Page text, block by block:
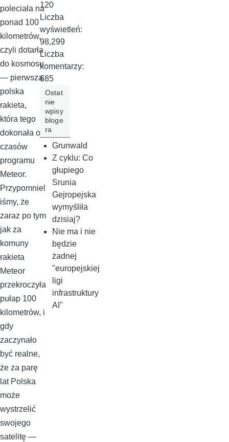
poleciała na
ponad 100
kilometrów,
czyli dotarła
do kosmosu
— pierwsza
polska
rakieta,
która tego
dokonała od
czasów
programu
Meteor.
Przypomniel
iśmy, że
zaraz po tym
jak za
komuny
rakieta
Meteor
przekroczyła
pułap 100
kilometrów, i
gdy
zaczynało
być realne,
że za parę
lat Polska
może
wystrzelić
swojego
satelitę —
120
Liczba
wyświetleń:
98,299
Liczba
komentarzy:
685
Ostat
nie
wpisy
bloge
ra
Grunwald
Z cyklu: Co
głupiego
Srunia
Gejropejska
wymyśliła
dzisiaj?
Nie ma i nie
będzie
żadnej
"europejskiej
ligi
infrastruktury
AI"